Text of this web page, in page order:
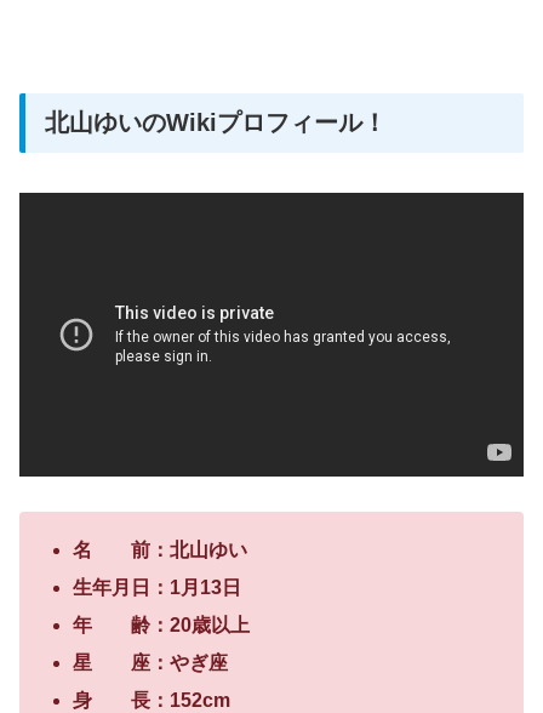
北山ゆいのWikiプロフィール！
名 前：北山ゆい
生年月日： 1月 13 日
年 齢：20歳以上
星 座：やぎ座
身 長： 152cm